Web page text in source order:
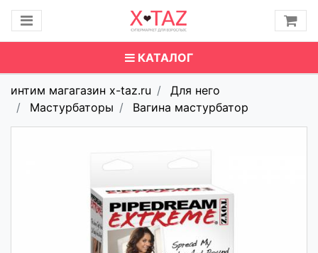
КАТАЛОГ
интим магагазин x-taz.ru
Для него
Мастурбаторы
Вагина мастурбатор